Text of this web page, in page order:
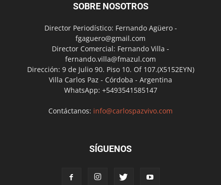
SOBRE NOSOTROS
Director Periodístico: Fernando Agüero -
fgaguero@gmail.com
Director Comercial: Fernando Villa -
fernando.villa@fmazul.com
Dirección: 9 de Julio 90. Piso 10. Of 107.(X5152EYN)
Villa Carlos Paz - Córdoba - Argentina
WhatsApp: +5493541585147
Contáctanos: info@carlospazvivo.com
SÍGUENOS